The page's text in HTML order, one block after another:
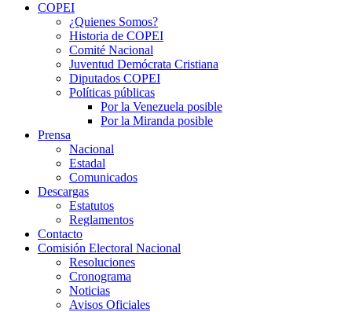
COPEI
¿Quienes Somos?
Historia de COPEI
Comité Nacional
Juventud Demócrata Cristiana
Diputados COPEI
Políticas públicas
Por la Venezuela posible
Por la Miranda posible
Prensa
Nacional
Estadal
Comunicados
Descargas
Estatutos
Reglamentos
Contacto
Comisión Electoral Nacional
Resoluciones
Cronograma
Noticias
Avisos Oficiales